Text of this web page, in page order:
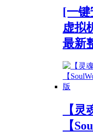
[一键
虚拟
最新
【灵
【